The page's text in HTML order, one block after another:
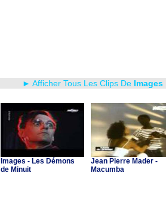
► Afficher Tous Les Clips De Images
Images - Les Démons
de Minuit
Jean Pierre Mader -
Macumba